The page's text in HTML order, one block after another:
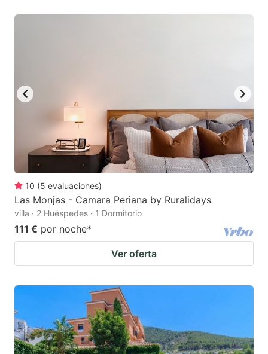
10 (5 evaluaciones)
Las Monjas - Camara Periana by Ruralidays
villa · 2 Huéspedes · 1 Dormitorio
111 € por noche*
Ver oferta